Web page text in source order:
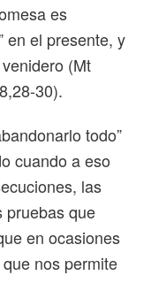
es
en el presente, y
(Mt
30).
todo”
cuando a eso
las
pruebas que
en ocasiones
nos permite